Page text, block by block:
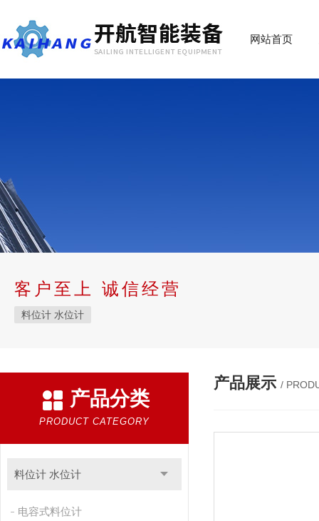
网站首页
客户至上 诚信经营
料位计 水位计
产品分类
PRODUCT CATEGORY
料位计 水位计
电容式料位计
产品展示 /